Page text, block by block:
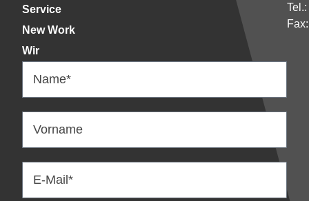
Service
New Work
Wir
Name*
Vorname
E-Mail*